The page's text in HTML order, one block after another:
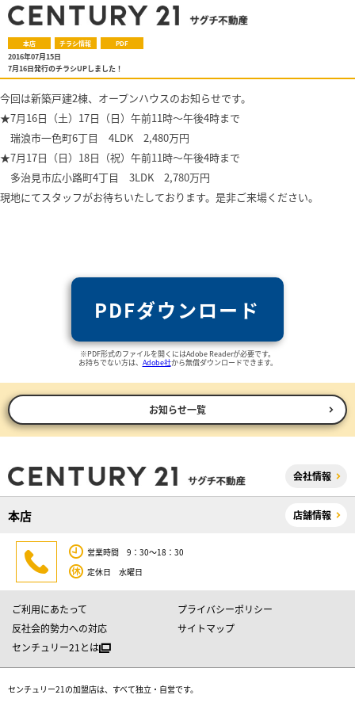
本店 チラシ情報 PDF
2016年07月15日
7月16日発行のチラシUPしました！
今回は新築戸建2棟、オープンハウスのお知らせです。
★7月16日（土）17日（日）午前11時～午後4時まで
瑞浪市一色町6丁目 4LDK 2,480万円
★7月17日（日）18日（祝）午前11時～午後4時まで
多治見市広小路町4丁目 3LDK 2,780万円
現地にてスタッフがお待ちいたしております。是非ご来場ください。
PDFダウンロード
※PDF形式のファイルを開くにはAdobe Readerが必要です。
お持ちでない方は、 Adobe社から無償ダウンロードできます。
お知らせ一覧
会社情報
本店 店舗情報
営業時間 9：30～18：30
定休日 水曜日
ご利用にあたって
プライバシーポリシー
反社会的勢力への対応
サイトマップ
センチュリー21とは
センチュリー21の加盟店は、すべて独立・自営です。